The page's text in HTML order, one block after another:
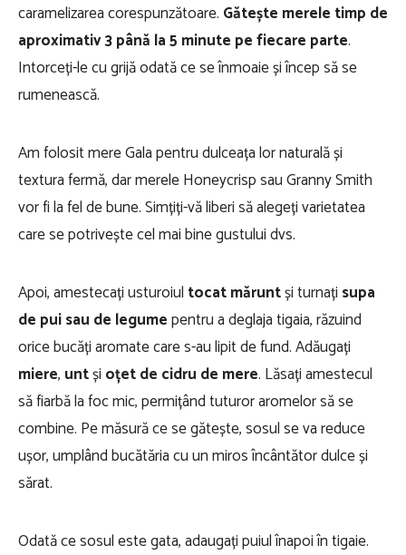
caramelizarea corespunzătoare. Gătește merele timp de
aproximativ 3 până la 5 minute pe fiecare parte.
Intorceți-le cu grijă odată ce se înmoaie și încep să se
rumenească.
Am folosit mere Gala pentru dulceața lor naturală și
textura fermă, dar merele Honeycrisp sau Granny Smith
vor fi la fel de bune. Simțiți-vă liberi să alegeți varietatea
care se potrivește cel mai bine gustului dvs.
Apoi, amestecați usturoiul tocat măruntși turnați supa
de pui sau de legumepentru a deglaja tigaia, răzuind
orice bucăți aromate care s-au lipit de fund. Adăugați
miere, untși oțet de cidru de mere. Lăsați amestecul
să fiarbă la foc mic, permițând tuturor aromelor să se
combine. Pe măsură ce se gătește, sosul se va reduce
ușor, umplând bucătăria cu un miros încântător dulce și
sărat.
Odată ce sosul este gata, adaugați puiul înapoi în tigaie.